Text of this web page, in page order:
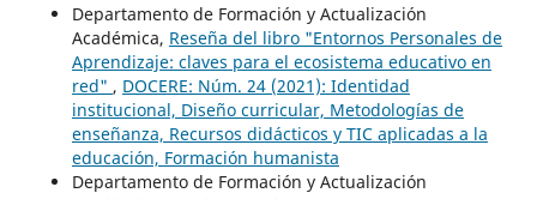
Departamento de Formación y Actualización
Académica, Reseña del libro "Entornos Personales de
Aprendizaje: claves para el ecosistema educativo en
red" , DOCERE: Núm. 24 (2021): Identidad
institucional, Diseño curricular, Metodologías de
enseñanza, Recursos didácticos y TIC aplicadas a la
educación, Formación humanista
Departamento de Formación y Actualización